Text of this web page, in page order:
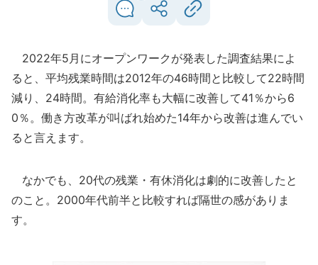
2022年5月にオープンワークが発表した調査結果によ
ると、平均残業時間は2012年の46時間と比較して22時間
減り、24時間。有給消化率も大幅に改善して41％から6
0％。働き方改革が叫ばれ始めた14年から改善は進んでい
ると言えます。
なかでも、20代の残業・有休消化は劇的に改善したと
のこと。2000年代前半と比較すれば隔世の感がありま
す。